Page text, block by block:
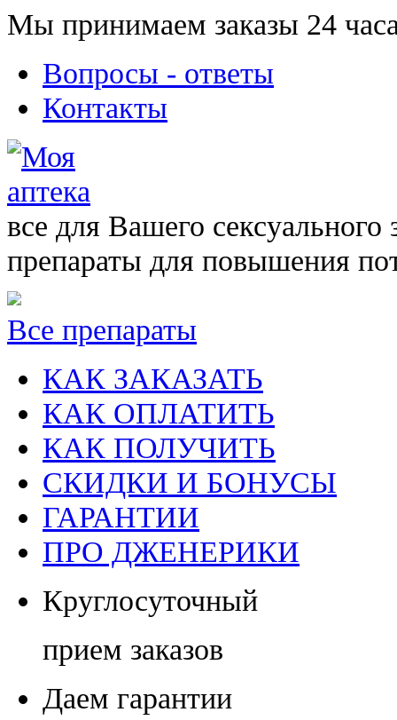
Мы принимаем заказы 24
Вопросы - ответы
Контакты
все для Вашего сексуального
препараты для повышения
Все препараты
КАК ЗАКАЗАТЬ
КАК ОПЛАТИТЬ
КАК ПОЛУЧИТЬ
СКИДКИ И БОНУСЫ
ГАРАНТИИ
ПРО ДЖЕНЕРИКИ
Круглосуточный
прием заказов
Даем гарантии